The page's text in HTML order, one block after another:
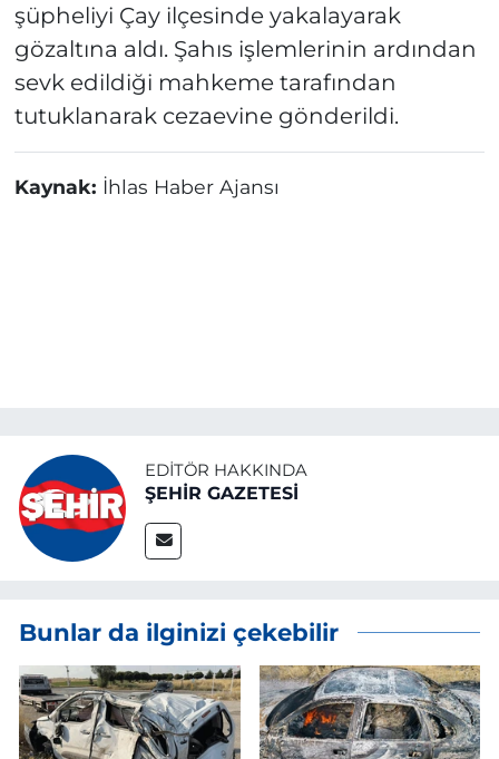
şüpheliyi Çay ilçesinde yakalayarak
gözaltına aldı. Şahıs işlemlerinin ardından
sevk edildiği mahkeme tarafından
tutuklanarak cezaevine gönderildi.
Kaynak: İhlas Haber Ajansı
EDITÖR HAKKINDA
ŞEHİR GAZETESİ
Bunlar da ilginizi çekebilir